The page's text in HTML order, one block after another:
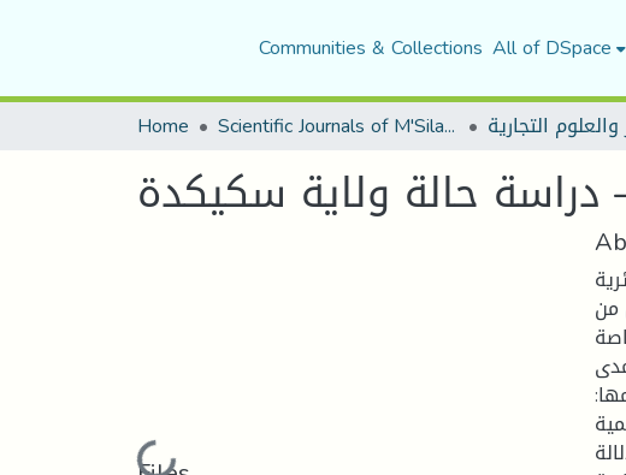
Communities & Collections All of DSpace
Home Scientific Journals of M'Sila University
من
أهمية
قدرت بـ 36%، دلالة